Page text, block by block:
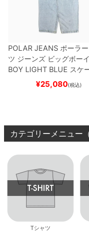
POLAR JEANS ポーラー
ツ ジーンズ ビッグボーイ
BOY LIGHT BLUE スケ
ード スケボー
¥25,080(税込)
カテゴリーメニュー
Tシャツ